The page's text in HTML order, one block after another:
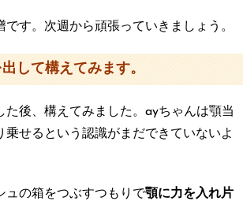
です。次週から頑張っていきましょう。
して構えてみます。
た後、構えてみました。ayちゃんは顎当
乗せるという認識がまだできていないよ
ュの箱をつぶすつもりで顎に力を入れ片